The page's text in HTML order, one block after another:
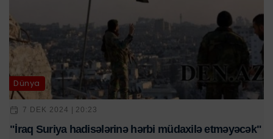
Dünya
7 DEK 2024 | 20:23
"İraq Suriya hadisələrinə hərbi müdaxilə etməyəcək"